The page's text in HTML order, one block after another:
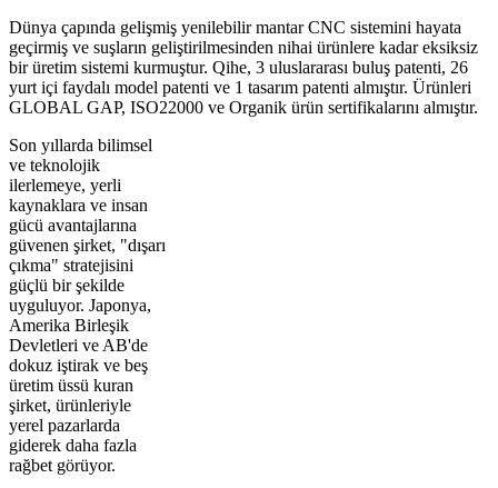
Dünya çapında gelişmiş yenilebilir mantar CNC sistemini hayata
geçirmiş ve suşların geliştirilmesinden nihai ürünlere kadar eksiksiz
bir üretim sistemi kurmuştur. Qihe, 3 uluslararası buluş patenti, 26
yurt içi faydalı model patenti ve 1 tasarım patenti almıştır. Ürünleri
GLOBAL GAP, ISO22000 ve Organik ürün sertifikalarını almıştır.
Son yıllarda bilimsel
ve teknolojik
ilerlemeye, yerli
kaynaklara ve insan
gücü avantajlarına
güvenen şirket, "dışarı
çıkma" stratejisini
güçlü bir şekilde
uyguluyor. Japonya,
Amerika Birleşik
Devletleri ve AB'de
dokuz iştirak ve beş
üretim üssü kuran
şirket, ürünleriyle
yerel pazarlarda
giderek daha fazla
rağbet görüyor.